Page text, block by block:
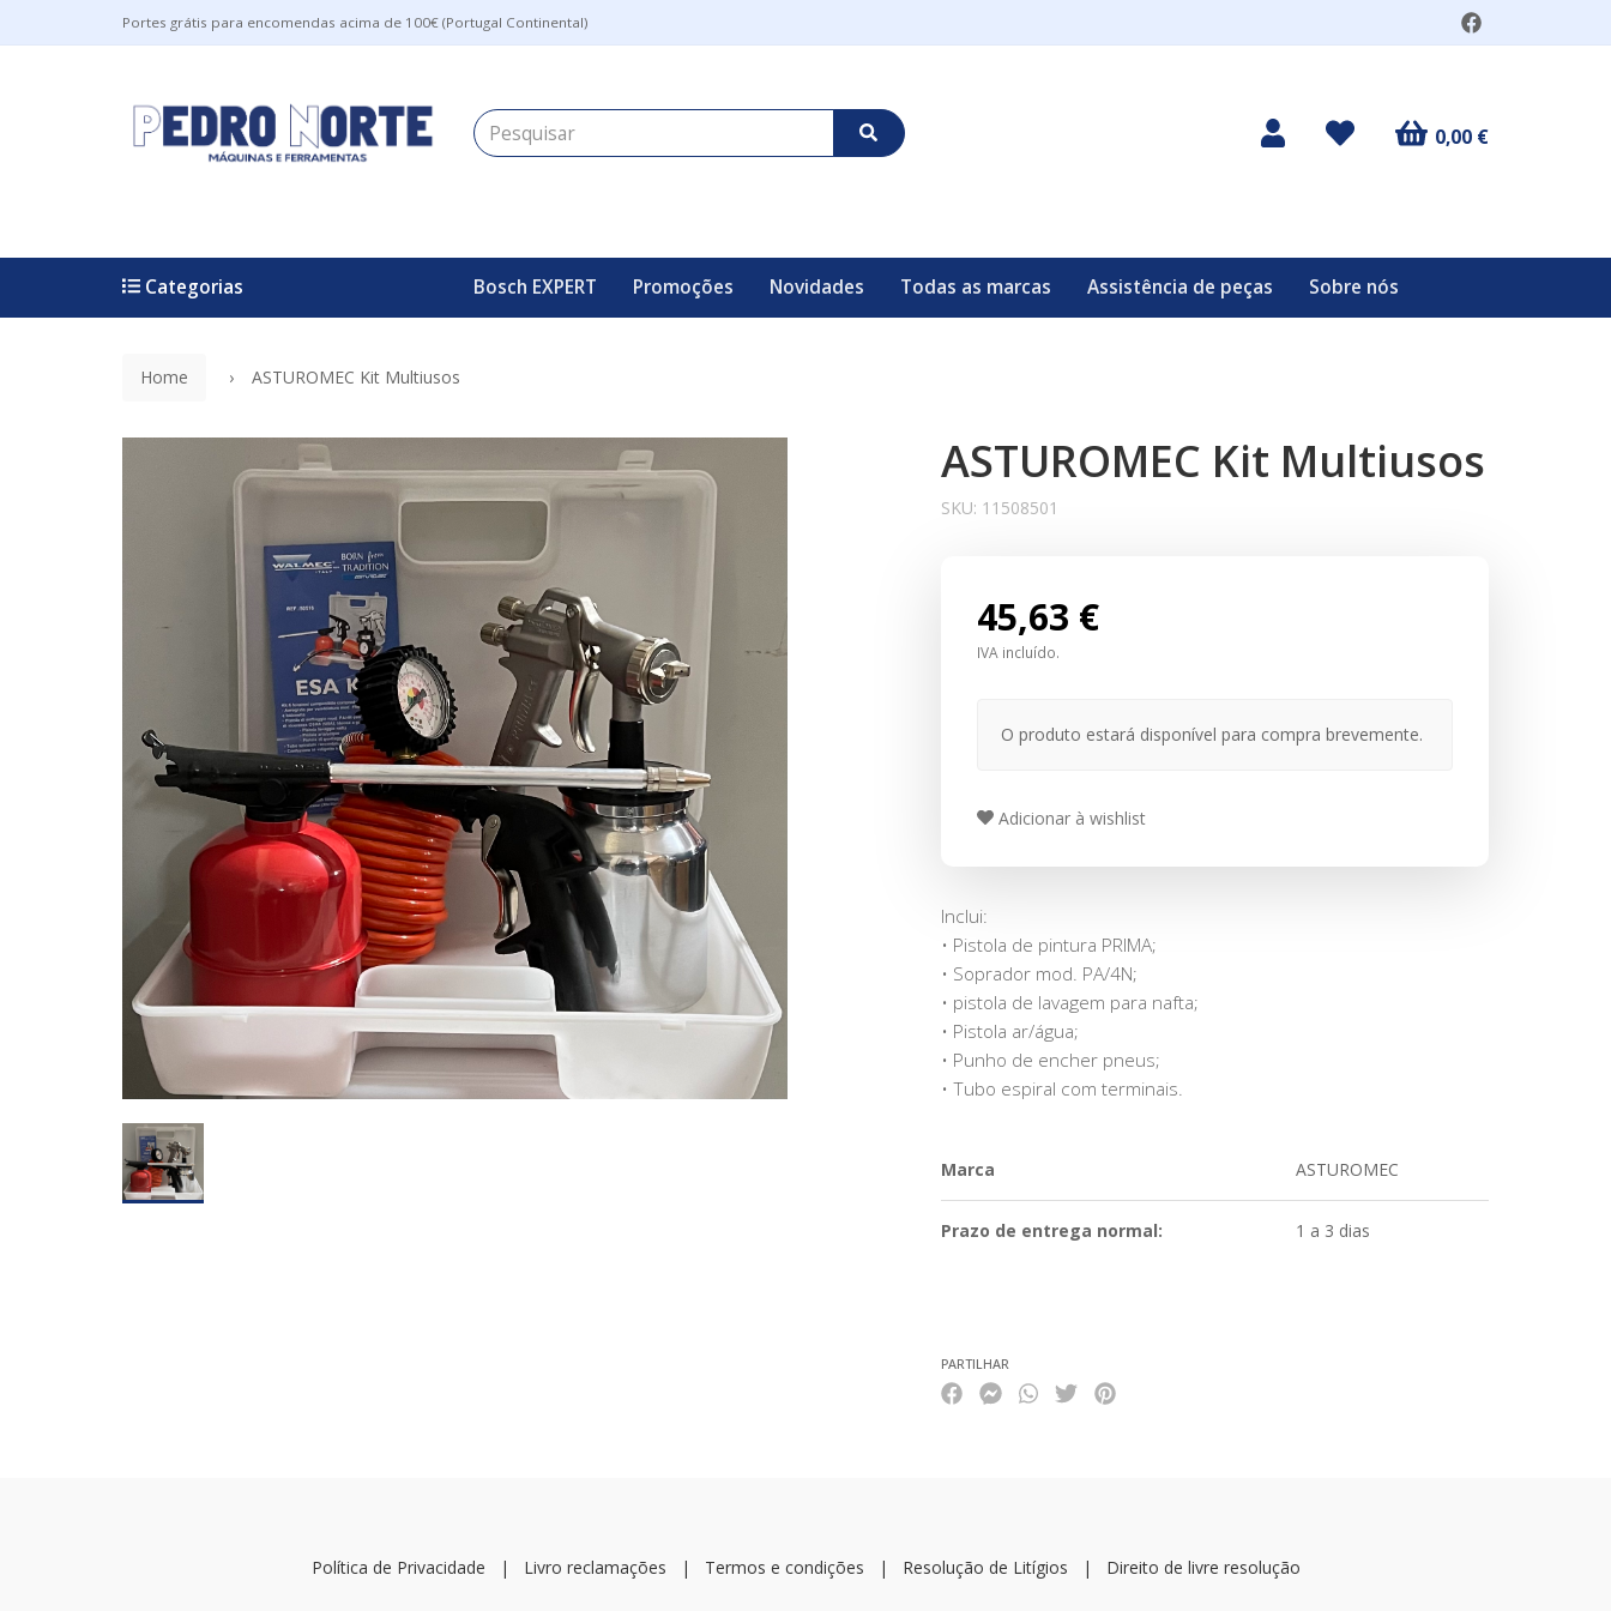
Portes grátis para encomendas acima de 100€ (Portugal Continental)
0,00 €
Bosch EXPERT Promoções Novidades Todas as marcas Assistência de peças Sobre nós
Categorias
Home ASTUROMEC Kit Multiusos
ASTUROMEC Kit Multiusos
SKU: 11508501
45,63 €
IVA incluído.
O produto estará disponível para compra brevemente.
Adicionar à wishlist
Inclui:
• Pistola de pintura PRIMA;
• Soprador mod. PA/4N;
• pistola de lavagem para nafta;
• Pistola ar/água;
• Punho de encher pneus;
• Tubo espiral com terminais.
Marca ASTUROMEC
Prazo de entrega normal:
1 a 3 dias
PARTILHAR
Política de Privacidade | Livro reclamações | Termos e condições | Resolução de Litígios | Direito de livre resolução